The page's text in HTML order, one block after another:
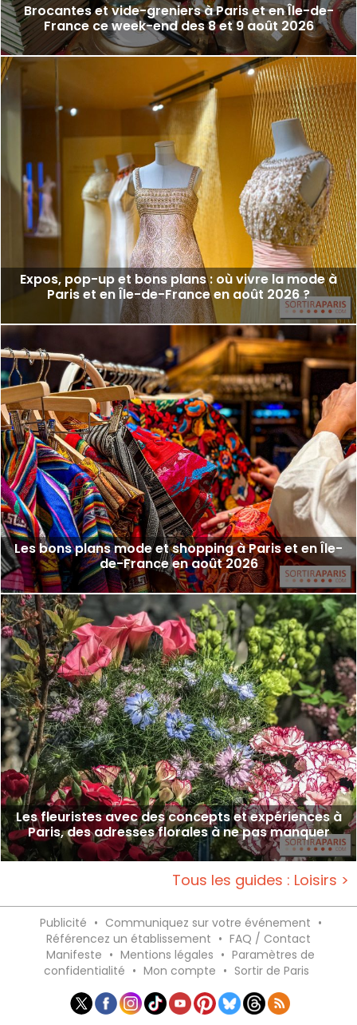
Brocantes et vide-greniers à Paris et en Île-de-
France ce week-end des 8 et 9 août 2026
Expos, pop-up et bons plans : où vivre la mode à
Paris et en Île-de-France en août 2026 ?
Les bons plans mode et shopping à Paris et en Île-
de-France en août 2026
Les fleuristes avec des concepts et expériences à
Paris, des adresses florales à ne pas manquer
Tous les guides : Loisirs >
Publicité • Communiquez sur votre événement •
Référencez un établissement • FAQ / Contact
Manifeste • Mentions légales • Paramètres de
confidentialité • Mon compte • Sortir de Paris